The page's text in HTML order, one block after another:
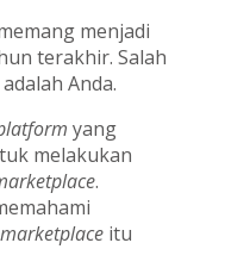
menjadi
terakhir. Salah
Anda.
yang
melakukan
.
marketplaceitu